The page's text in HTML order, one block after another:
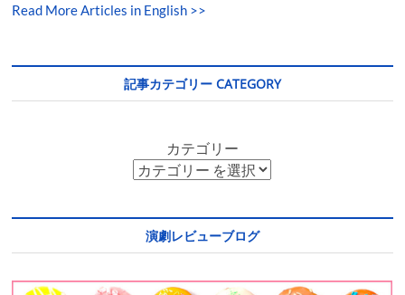
Read More Articles in English >>
記事カテゴリー CATEGORY
カテゴリー
演劇レビューブログ